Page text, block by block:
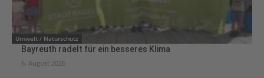
Umwelt / Naturschutz
Bayreuth radelt für ein besseres Klima
6. August 2026